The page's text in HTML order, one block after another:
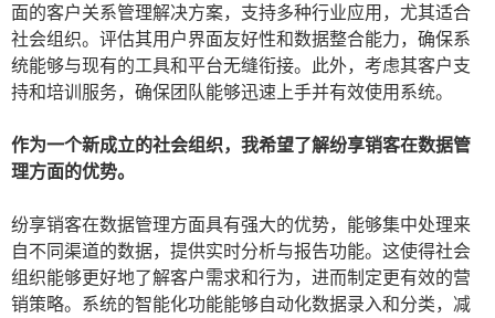
面的客户关系管理解决方案，支持多种行业应用，尤其适合
社会组织。评估其用户界面友好性和数据整合能力，确保系
统能够与现有的工具和平台无缝衔接。此外，考虑其客户支
持和培训服务，确保团队能够迅速上手并有效使用系统。
作为一个新成立的社会组织，我希望了解纷享销客在数据管
理方面的优势。
纷享销客在数据管理方面具有强大的优势，能够集中处理来
自不同渠道的数据，提供实时分析与报告功能。这使得社会
组织能够更好地了解客户需求和行为，进而制定更有效的营
销策略。系统的智能化功能能够自动化数据录入和分类，减